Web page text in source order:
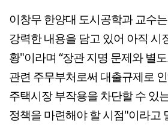
이창무 한양대 도시공학과 교수
강력한 내용을 담고 있어 아직 시
황"이라며 “장관 지명 문제와 별
관련 주무부처로써 대출규제로
주택시장 부작용을 차단할 수 있
정책을 마련해야 할 시점"이라고